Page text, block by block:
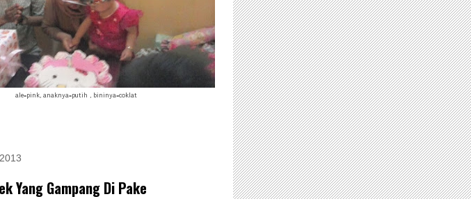
ale=pink, anaknya=putih , bininya=coklat
Yang Gampang Di Pake